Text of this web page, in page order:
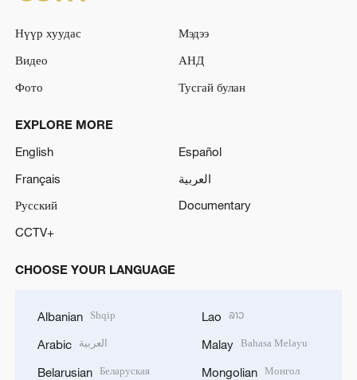
Нүүр хуудас
Мэдээ
Видео
АНД
Фото
Тусгай булан
EXPLORE MORE
English
Español
Français
العربية
Русский
Documentary
CCTV+
CHOOSE YOUR LANGUAGE
Albanian Shqip
Arabic العربية
Belarusian Беларуская
Lao ລາວ
Malay Bahasa Melayu
Mongolian Монгол